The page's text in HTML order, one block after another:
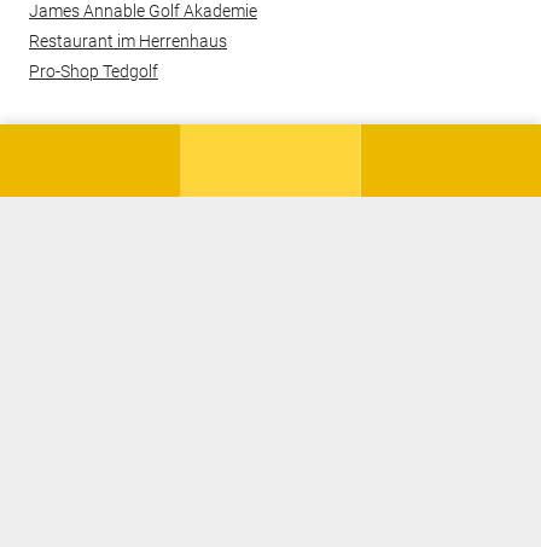
James Annable Golf Akademie
Restaurant im Herrenhaus
Pro-Shop Tedgolf